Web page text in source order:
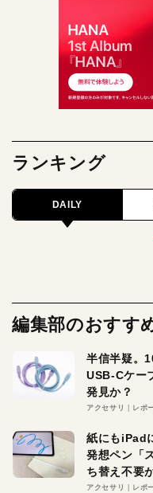
ランキング
DAILY
編集部のおすす
半信半疑。
USB-Cケー
発見か？
アクセサリ レポ
紙にもiPad
発想ペン「
ち替え不要
アクセサリ レポ